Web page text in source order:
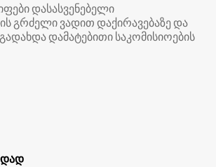
დასასვენებელი
გრძელი ვადით დაქირავებაზე და
დამატებითი საკომისიოების